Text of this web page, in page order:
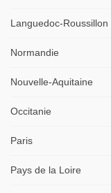
Languedoc-Roussillon
Normandie
Nouvelle-Aquitaine
Occitanie
Paris
Pays de la Loire